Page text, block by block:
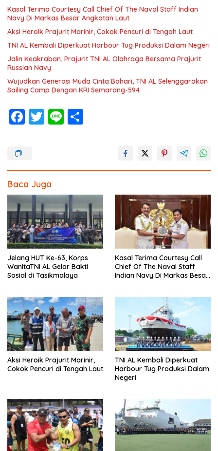
Kasal Terima Courtesy Call Chief Of The Naval Staff Indian
Navy Di Markas Besar Angkatan Laut
Aksi Heroik Prajurit Marinir, Cokok Pencuri di Tengah Laut
TNI AL Kembali Diperkuat Harbour Tug Produksi Dalam Negeri
Jalin Keakraban, Prajurit TNI AL Olahraga Bersama Prajurit
Russian Navy
Wujudkan Generasi Muda Cinta Bahari, TNI AL Selenggarakan
Sailing Camp Dengan KRI Semarang-594
F
o
o
k
T Li
Baca Juga
Jelang HUT Ke-63, Korps
WanitaTNI AL Gelar Bakti
Sosial di Tasikmalaya
Kasal Terima Courtesy Call
Chief Of The Naval Staff
Indian Navy Di Markas Besar
Aksi Heroik Prajurit Marinir,
Cokok Pencuri di Tengah Laut
TNI AL Kembali Diperkuat
Harbour Tug Produksi Dalam
Negeri